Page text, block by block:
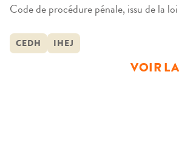
sauvegarde des
l’homme et des
fondamentales
Code de procédure pénale, issu de la
de la Cour pénale internationale, « la
relevant de la compétence de la Cour
internationale] ne peut être exercée
CEDH IHEJ
VOIR